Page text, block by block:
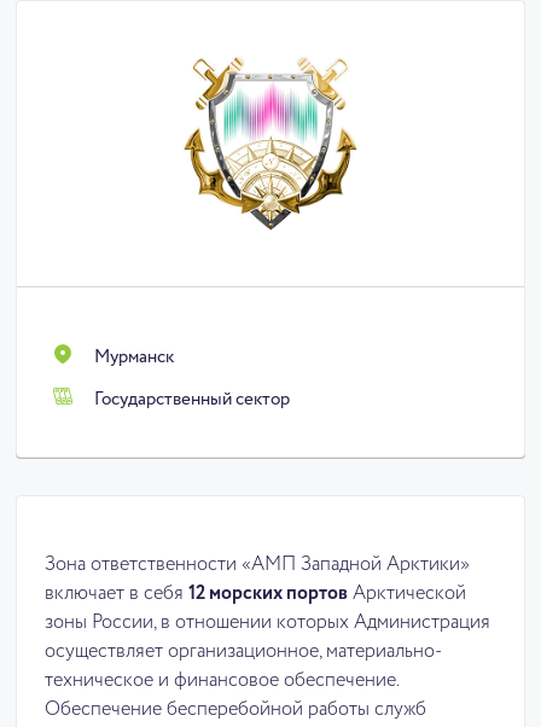
Мурманск
Государственный сектор
Зона ответственности «АМП Западной Арктики»
включает в себя 12 морских портов Арктической
зоны России, в отношении которых Администрация
осуществляет организационное, материально-
техническое и финансовое обеспечение.
Обеспечение бесперебойной работы служб